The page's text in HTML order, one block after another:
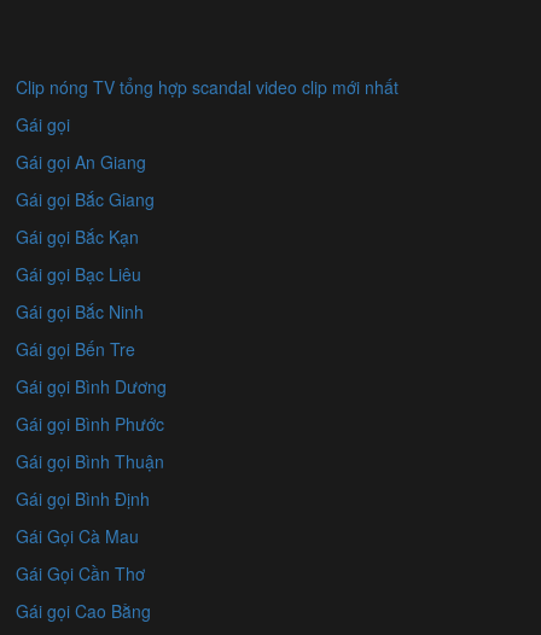
Clip nóng TV tổng hợp scandal video clip mới nhất
Gái gọi
Gái gọi An Giang
Gái gọi Bắc Giang
Gái gọi Bắc Kạn
Gái gọi Bạc Liêu
Gái gọi Bắc Ninh
Gái gọi Bến Tre
Gái gọi Bình Dương
Gái gọi Bình Phước
Gái gọi Bình Thuận
Gái gọi Bình Định
Gái Gọi Cà Mau
Gái Gọi Cần Thơ
Gái gọi Cao Bằng